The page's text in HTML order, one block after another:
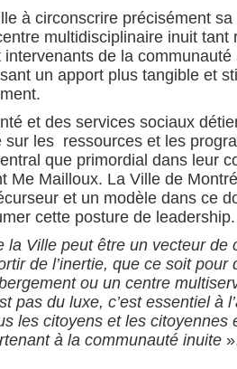
à circonscrire précisément
multidisciplinaire inuit
intervenants de la
un apport plus tangible et
et des services sociaux
sur les ressources et les
que primordial dans leur
Me Mailloux. La Ville de
et un modèle dans ce
cette posture de leadership.
la Ville peut être un vecteur de
de l’inertie, que ce soit pour
ou un centre
pas du luxe, c’est essentiel à
les citoyens et les citoyennes
à la communauté inuite